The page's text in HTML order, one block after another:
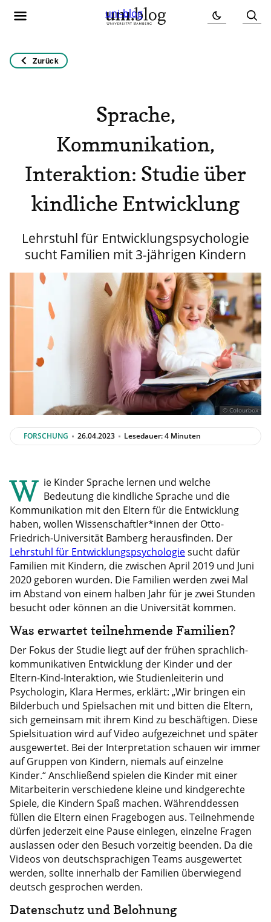
uni-blog
Zurück
Sprache,
Kommunikation,
Interaktion: Studie über
kindliche Entwicklung
Lehrstuhl für Entwicklungspsychologie
sucht Familien mit 3-jährigen Kindern
© Colourbox
FORSCHUNG 26.04.2023 Lesedauer: 4 Minuten
W ie Kinder Sprache lernen und welche
Bedeutung die kindliche Sprache und die
Kommunikation mit den Eltern für die Entwicklung
haben, wollen Wissenschaftler*innen der Otto-
Friedrich-Universität Bamberg herausfinden. Der
Lehrstuhl für Entwicklungspsychologiesucht dafür
Familien mit Kindern, die zwischen April 2019 und Juni
2020 geboren wurden. Die Familien werden zwei Mal
im Abstand von einem halben Jahr für je zwei Stunden
besucht oder können an die Universität kommen.
Was erwartet teilnehmende Familien?
Der Fokus der Studie liegt auf der frühen sprachlich-
kommunikativen Entwicklung der Kinder und der
Eltern-Kind-Interaktion, wie Studienleiterin und
Psychologin, Klara Hermes, erklärt: „Wir bringen ein
Bilderbuch und Spielsachen mit und bitten die Eltern,
sich gemeinsam mit ihrem Kind zu beschäftigen. Diese
Spielsituation wird auf Video aufgezeichnet und später
ausgewertet. Bei der Interpretation schauen wir immer
auf Gruppen von Kindern, niemals auf einzelne
Kinder.“ Anschließend spielen die Kinder mit einer
Mitarbeiterin verschiedene kleine und kindgerechte
Spiele, die Kindern Spaß machen. Währenddessen
füllen die Eltern einen Fragebogen aus. Teilnehmende
dürfen jederzeit eine Pause einlegen, einzelne Fragen
auslassen oder den Besuch vorzeitig beenden. Da die
Videos von deutschsprachigen Teams ausgewertet
werden, sollte innerhalb der Familien überwiegend
deutsch gesprochen werden.
Datenschutz und Belohnung